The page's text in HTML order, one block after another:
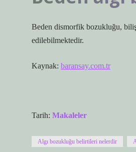
Beden dismorfik bozukluğu,
edilebilmektedir.
Kaynak: baransay.com.tr
Tarih: Makaleler
Algı bozukluğu belirtileri nelerdir